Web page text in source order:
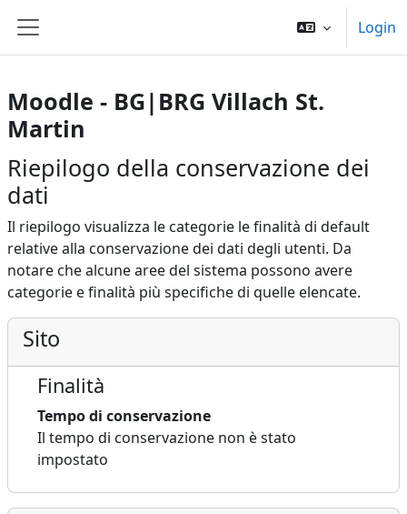
Pannello laterale
Login
Moodle - BG|BRG Villach St.
Martin
Riepilogo della conservazione dei
dati
Il riepilogo visualizza le categorie le finalità di default
relative alla conservazione dei dati degli utenti. Da
notare che alcune aree del sistema possono avere
categorie e finalità più specifiche di quelle elencate.
Sito
Finalità
Tempo di conservazione
Il tempo di conservazione non è stato
impostato